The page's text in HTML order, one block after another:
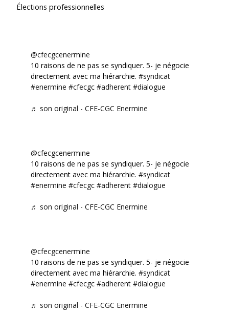
Élections professionnelles
@cfecgcenermine
10 raisons de ne pas se syndiquer. 5- je négocie
directement avec ma hiérarchie. #syndicat
#enermine #cfecgc #adherent #dialogue
♬ son original - CFE-CGC Enermine
@cfecgcenermine
10 raisons de ne pas se syndiquer. 5- je négocie
directement avec ma hiérarchie. #syndicat
#enermine #cfecgc #adherent #dialogue
♬ son original - CFE-CGC Enermine
@cfecgcenermine
10 raisons de ne pas se syndiquer. 5- je négocie
directement avec ma hiérarchie. #syndicat
#enermine #cfecgc #adherent #dialogue
♬ son original - CFE-CGC Enermine